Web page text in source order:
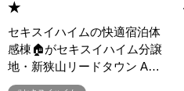
#リア
#リニューアルオープン #リノベー
#リフォーム相談会 #リホーム
★
セキスイハイムの快適宿泊体
感棟🏠がセキスイハイム分譲
地・新狭山リードタウン A…